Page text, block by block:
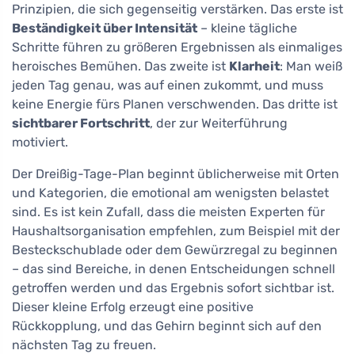
Prinzipien, die sich gegenseitig verstärken. Das erste ist
Beständigkeit über Intensität – kleine tägliche
Schritte führen zu größeren Ergebnissen als einmaliges
heroisches Bemühen. Das zweite ist Klarheit: Man weiß
jeden Tag genau, was auf einen zukommt, und muss
keine Energie fürs Planen verschwenden. Das dritte ist
sichtbarer Fortschritt, der zur Weiterführung
motiviert.
Der Dreißig-Tage-Plan beginnt üblicherweise mit Orten
und Kategorien, die emotional am wenigsten belastet
sind. Es ist kein Zufall, dass die meisten Experten für
Haushaltsorganisation empfehlen, zum Beispiel mit der
Besteckschublade oder dem Gewürzregal zu beginnen
– das sind Bereiche, in denen Entscheidungen schnell
getroffen werden und das Ergebnis sofort sichtbar ist.
Dieser kleine Erfolg erzeugt eine positive
Rückkopplung, und das Gehirn beginnt sich auf den
nächsten Tag zu freuen.